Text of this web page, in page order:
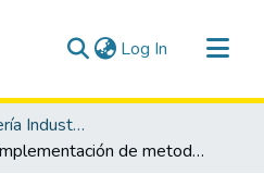
Log In (current)
Carrera de Ingeniería Industrial
Implementación de metodología manufactura esbelta para optimizar los procesos operacionales del taller de cerrajería El Colorado ubicado en el cantón La Libertad, provincia de Santa Elena.